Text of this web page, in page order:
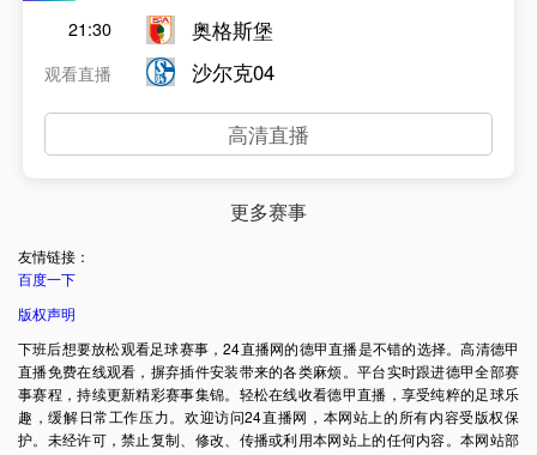
21:30
观看直播
奥格斯堡
沙尔克04
高清直播
更多赛事
友情链接：
百度一下
版权声明
下班后想要放松观看足球赛事，24直播网的德甲直播是不错的选择。高清德甲
直播免费在线观看，摒弃插件安装带来的各类麻烦。平台实时跟进德甲全部赛
事赛程，持续更新精彩赛事集锦。轻松在线收看德甲直播，享受纯粹的足球乐
趣，缓解日常工作压力。欢迎访问24直播网，本网站上的所有内容受版权保
护。未经许可，禁止复制、修改、传播或利用本网站上的任何内容。本网站部